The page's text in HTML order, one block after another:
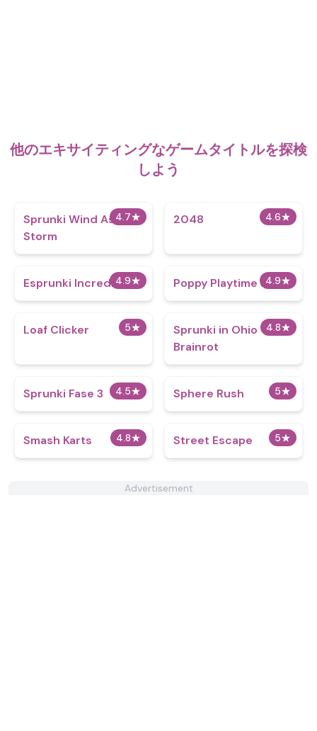
他のエキサイティングなゲームタイトルを探検
しよう
4.7★
Sprunki Wind As
Storm
4.6★
2048
4.9★
Esprunki Incredibox 4.9★
Poppy Playtime 3
5★
Loaf Clicker 4.8★
Sprunki in Ohio
Brainrot
4.5★
Sprunki Fase 3 5★
Sphere Rush
4.8★
Smash Karts 5★
Street Escape
Advertisement